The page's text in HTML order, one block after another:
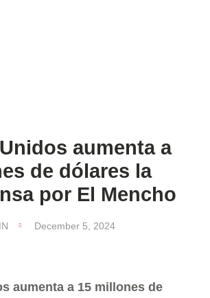
aumenta a
de dólares la
por El Mencho
December 5, 2024
aumenta a 15 millones de